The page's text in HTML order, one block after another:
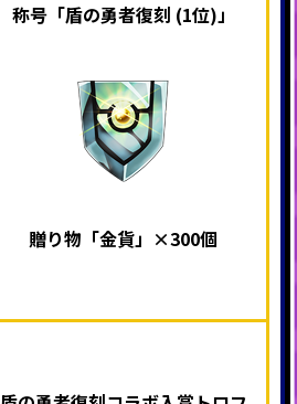
称号「盾の勇者復刻 (1位)」
贈り物「金貨」×300個